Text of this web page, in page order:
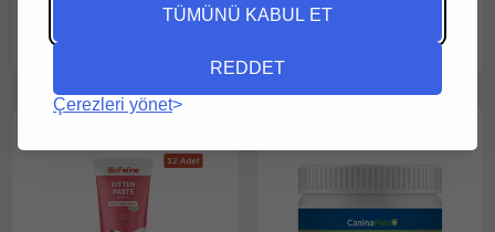
TÜMÜNÜ KABUL ET
REDDET
Çerezleri yönet
BioFeline Kısır Kediler için
Malt Macun 100 gr 12 Adet
Adet